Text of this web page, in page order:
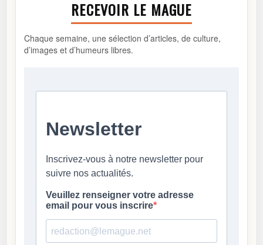
RECEVOIR LE MAGUE
Chaque semaine, une sélection d’articles, de culture,
d’images et d’humeurs libres.